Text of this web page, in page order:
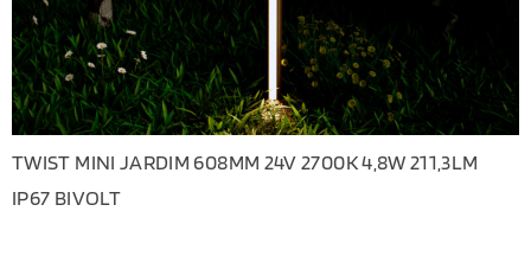
TWIST MINI JARDIM 608MM 24V 2700K 4,8W 211,3LM
IP67 BIVOLT